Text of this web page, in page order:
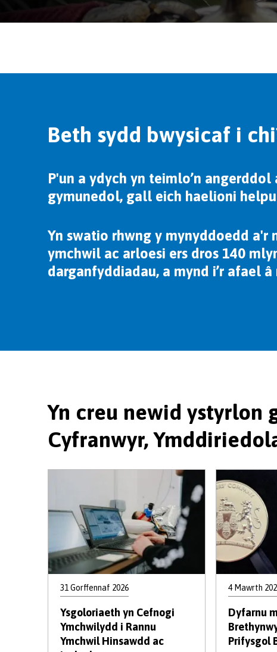
Beth sydd bwysicaf i
P'un a ydych yn teimlo’n
gymunedol, gall eich haelioni
Yn swatio rhwng y mynyddoedd a'r
ymchwil ac arloesi ers dros 140
darganfyddiadau, a mynd i’r afael
Yn creu newid ystyrlon
Cyfranwyr,
31 Gorffennaf 2026
Ysgoloriaeth yn Cefnogi
Ymchwilydd i Rannu
Ymchwil Hinsawdd ac
4 Mawrth
Dyfarnu
Prifysgol